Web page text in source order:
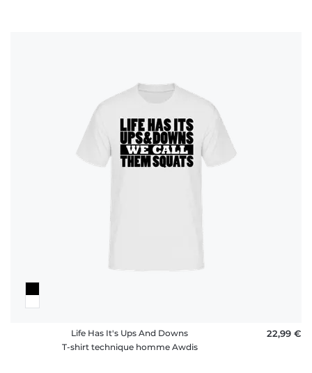
Life Has It's Ups And Downs
T-shirt technique homme Awdis
22,99 €